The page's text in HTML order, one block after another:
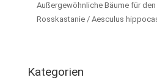
Außergewöhnliche Bäume für
Rosskastanie / Aesculus
Kategorien